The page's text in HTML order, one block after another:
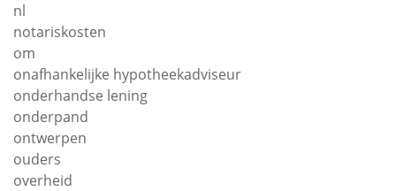
nl
notariskosten
om
onafhankelijke hypotheekadviseur
onderhandse lening
onderpand
ontwerpen
ouders
overheid